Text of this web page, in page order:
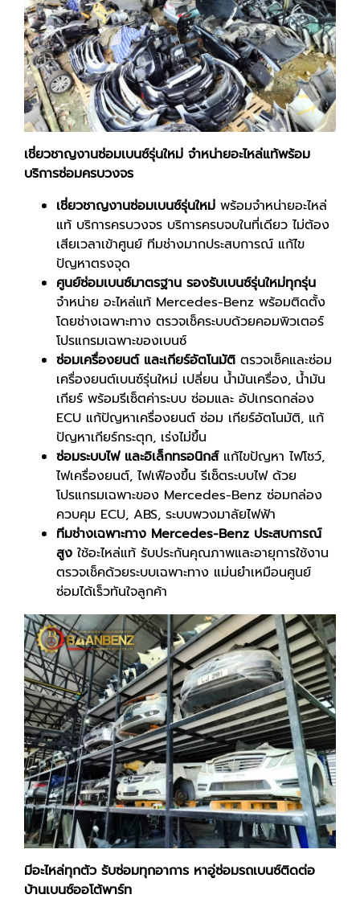
เชี่ยวชาญงานซ่อมเบนซ์รุ่นใหม่ จำหน่ายอะไหล่แท้พร้อม
บริการซ่อมครบวงจร
เชี่ยวชาญงานซ่อมเบนซ์รุ่นใหม่ พร้อมจำหน่ายอะไหล่
แท้ บริการครบวงจร บริการครบจบในที่เดียว ไม่ต้อง
เสียเวลาเข้าศูนย์ ทีมช่างมากประสบการณ์ แก้ไข
ปัญหาตรงจุด
ศูนย์ซ่อมเบนซ์มาตรฐาน รองรับเบนซ์รุ่นใหม่ทุกรุ่น
จำหน่าย อะไหล่แท้ Mercedes-Benz พร้อมติดตั้ง
โดยช่างเฉพาะทาง ตรวจเช็คระบบด้วยคอมพิวเตอร์
โปรแกรมเฉพาะของเบนซ์
ซ่อมเครื่องยนต์ และเกียร์อัตโนมัติ ตรวจเช็คและซ่อม
เครื่องยนต์เบนซ์รุ่นใหม่ เปลี่ยน น้ำมันเครื่อง, น้ำมัน
เกียร์ พร้อมรีเซ็ตค่าระบบ ซ่อมและ อัปเกรดกล่อง
ECU แก้ปัญหาเครื่องยนต์ ซ่อม เกียร์อัตโนมัติ, แก้
ปัญหาเกียร์กระตุก, เร่งไม่ขึ้น
ซ่อมระบบไฟ และอิเล็กทรอนิกส์แก้ไขปัญหา ไฟโชว์,
ไฟเครื่องยนต์, ไฟเฟืองขึ้น รีเซ็ตระบบไฟ ด้วย
โปรแกรมเฉพาะของ Mercedes-Benz ซ่อมกล่อง
ควบคุม ECU, ABS, ระบบพวงมาลัยไฟฟ้า
ทีมช่างเฉพาะทาง Mercedes-Benz ประสบการณ์
สูง ใช้อะไหล่แท้ รับประกันคุณภาพและอายุการใช้งาน
ตรวจเช็คด้วยระบบเฉพาะทาง แม่นยำเหมือนศูนย์
ซ่อมได้เร็วทันใจลูกค้า
มีอะไหล่ทุกตัว รับซ่อมทุกอาการ หาอู่ซ่อมรถเบนซ์ติดต่อ
บ้านเบนซ์ออโต้พาร์ท